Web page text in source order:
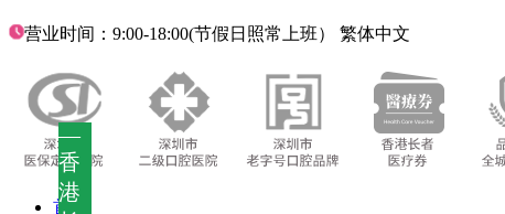
—
香
港
营业时间：9:00-18:00(节假日照常上班） 繁体中文
首页